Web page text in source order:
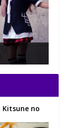
Kitsune no